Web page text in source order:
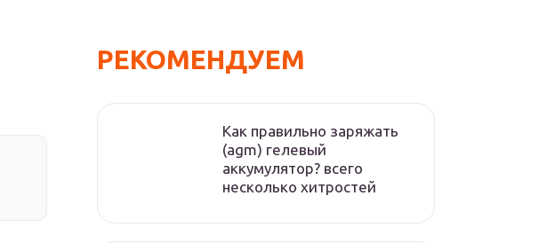
РЕКОМЕНДУЕМ
Как правильно заряжать
(agm) гелевый
аккумулятор? всего
несколько хитростей